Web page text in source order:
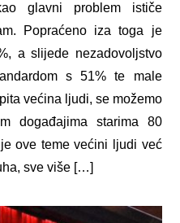
glavni problem ističe
Popraćeno iza toga je
a slijede nezadovoljstvo
s 51% te male
većina ljudi, se možemo
događajima starima 80
ove teme većini ljudi već
sve više […]